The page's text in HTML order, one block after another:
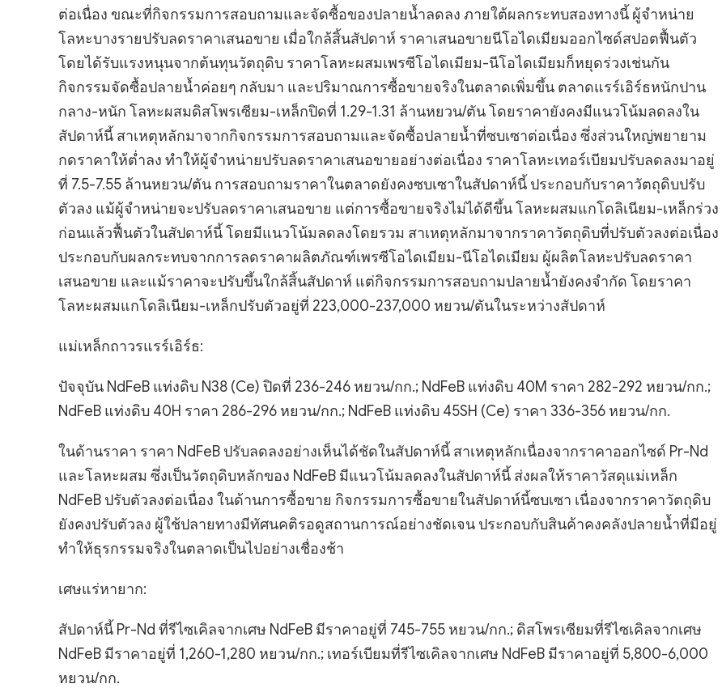
ต่อเนื่อง ขณะที่กิจกรรมการสอบถามและจัดซื้อของปลายน้ำลดลง ภายใต้ผลกระทบสองทางนี้ ผู้จำหน่าย
โลหะบางรายปรับลดราคาเสนอขาย เมื่อใกล้สิ้นสัปดาห์ ราคาเสนอขายนีโอไดเมียมออกไซด์สปอตฟื้นตัว
โดยได้รับแรงหนุนจากต้นทุนวัตถุดิบ ราคาโลหะผสมเพรซีโอไดเมียม-นีโอไดเมียมก็หยุดร่วงเช่นกัน
กิจกรรมจัดซื้อปลายน้ำค่อยๆ กลับมา และปริมาณการซื้อขายจริงในตลาดเพิ่มขึ้น ตลาดแรร์เอิร์ธหนักปาน
กลาง-หนัก โลหะผสมดิสโพรเซียม-เหล็กปิดที่ 1.29-1.31 ล้านหยวน/ตัน โดยราคายังคงมีแนวโน้มลดลงใน
สัปดาห์นี้ สาเหตุหลักมาจากกิจกรรมการสอบถามและจัดซื้อปลายน้ำที่ซบเซาต่อเนื่อง ซึ่งส่วนใหญ่พยายาม
กดราคาให้ต่ำลง ทำให้ผู้จำหน่ายปรับลดราคาเสนอขายอย่างต่อเนื่อง ราคาโลหะเทอร์เบียมปรับลดลงมาอยู่
ที่ 7.5-7.55 ล้านหยวน/ตัน การสอบถามราคาในตลาดยังคงซบเซาในสัปดาห์นี้ ประกอบกับราคาวัตถุดิบปรับ
ตัวลง แม้ผู้จำหน่ายจะปรับลดราคาเสนอขาย แต่การซื้อขายจริงไม่ได้ดีขึ้น โลหะผสมแกโดลิเนียม-เหล็กร่วง
ก่อนแล้วฟื้นตัวในสัปดาห์นี้ โดยมีแนวโน้มลดลงโดยรวม สาเหตุหลักมาจากราคาวัตถุดิบที่ปรับตัวลงต่อเนื่อง
ประกอบกับผลกระทบจากการลดราคาผลิตภัณฑ์เพรซีโอไดเมียม-นีโอไดเมียม ผู้ผลิตโลหะปรับลดราคา
เสนอขาย และแม้ราคาจะปรับขึ้นใกล้สิ้นสัปดาห์ แต่กิจกรรมการสอบถามปลายน้ำยังคงจำกัด โดยราคา
โลหะผสมแกโดลิเนียม-เหล็กปรับตัวอยู่ที่ 223,000-237,000 หยวน/ตันในระหว่างสัปดาห์
แม่เหล็กถาวรแรร์เอิร์ธ:
ปัจจุบัน NdFeB แท่งดิบ N38 (Ce) ปิดที่ 236-246 หยวน/กก.; NdFeB แท่งดิบ 40M ราคา 282-292 หยวน/กก.;
NdFeB แท่งดิบ 40H ราคา 286-296 หยวน/กก.; NdFeB แท่งดิบ 45SH (Ce) ราคา 336-356 หยวน/กก.
ในด้านราคา ราคา NdFeB ปรับลดลงอย่างเห็นได้ชัดในสัปดาห์นี้ สาเหตุหลักเนื่องจากราคาออกไซด์ Pr-Nd
และโลหะผสม ซึ่งเป็นวัตถุดิบหลักของ NdFeB มีแนวโน้มลดลงในสัปดาห์นี้ ส่งผลให้ราคาวัสดุแม่เหล็ก
NdFeB ปรับตัวลงต่อเนื่อง ในด้านการซื้อขาย กิจกรรมการซื้อขายในสัปดาห์นี้ซบเซา เนื่องจากราคาวัตถุดิบ
ยังคงปรับตัวลง ผู้ใช้ปลายทางมีทัศนคติรอดูสถานการณ์อย่างชัดเจน ประกอบกับสินค้าคงคลังปลายน้ำที่มีอยู่
ทำให้ธุรกรรมจริงในตลาดเป็นไปอย่างเชื่องช้า
เศษแร่หายาก:
สัปดาห์นี้ Pr-Nd ที่รีไซเคิลจากเศษ NdFeB มีราคาอยู่ที่ 745-755 หยวน/กก.; ดิสโพรเซียมที่รีไซเคิลจากเศษ
NdFeB มีราคาอยู่ที่ 1,260-1,280 หยวน/กก.; เทอร์เบียมที่รีไซเคิลจากเศษ NdFeB มีราคาอยู่ที่ 5,800-6,000
หยวน/กก.